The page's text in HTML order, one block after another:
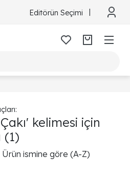
Editörün Seçimi
kelimesi için
(1)
Ürün ismine göre (A-Z)